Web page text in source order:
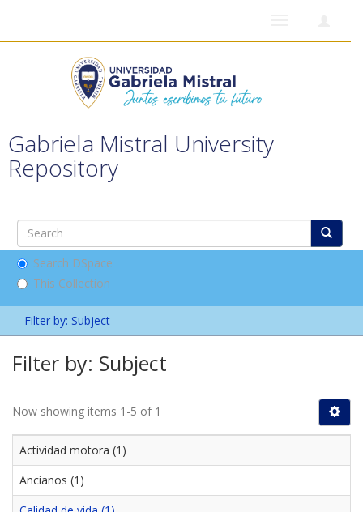
Gabriela Mistral University
Repository
Search DSpace
This Collection
Filter by: Subject
Filter by: Subject
Now showing items 1-5 of 1
Actividad motora (1)
Ancianos (1)